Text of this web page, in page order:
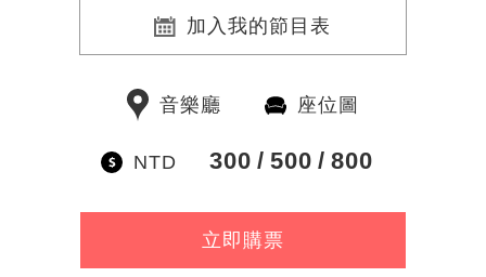
加入我的節目表
音樂廳 座位圖
NTD 300 500 800
立即購票